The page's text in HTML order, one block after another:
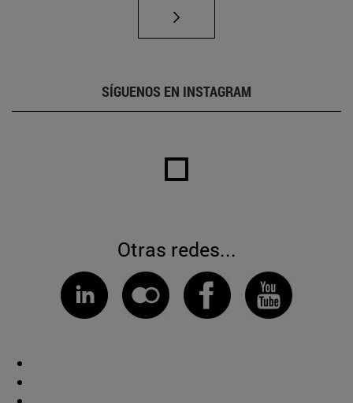
SÍGUENOS EN INSTAGRAM
Otras redes...